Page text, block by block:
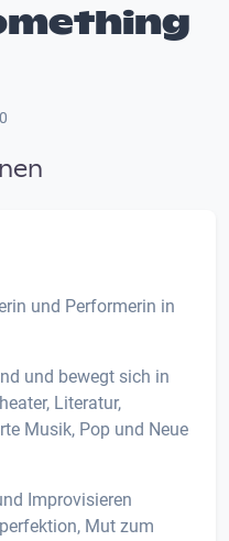
und Performerin in
und bewegt sich in
Literatur,
Musik, Pop und Neue
Improvisieren
Mut zum